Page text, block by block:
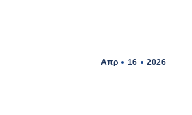
Απρ 16 2026